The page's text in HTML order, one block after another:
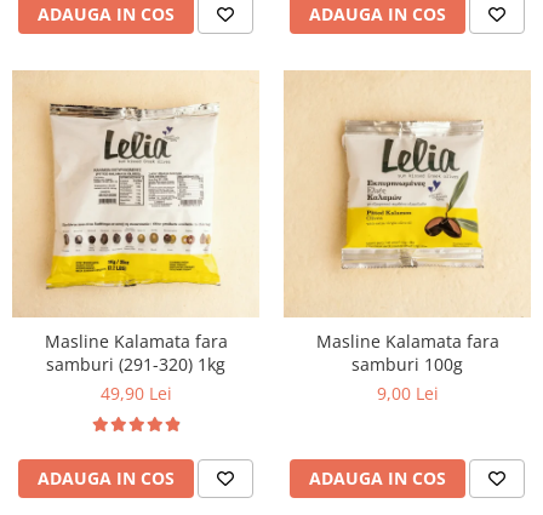
ADAUGA IN COS ADAUGA IN COS
Masline Kalamata fara
samburi (291-320) 1kg
49,90 Lei
ADAUGA IN COS
Masline Kalamata fara
samburi 100g
9,00 Lei
ADAUGA IN COS